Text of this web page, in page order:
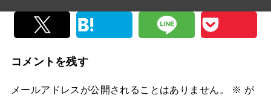
コメントを残す
メールアドレスが公開されることはありません。 ※ が